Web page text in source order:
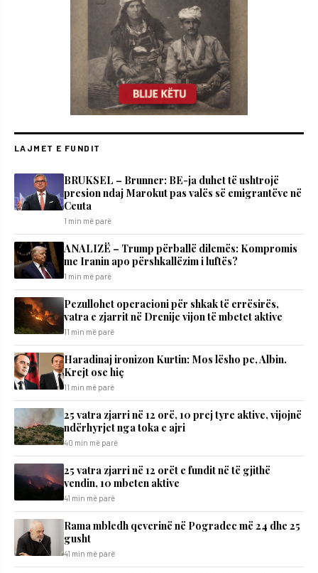
LAJMET E FUNDIT
BRUKSEL – Brunner: BE-ja duhet të ushtrojë
presion ndaj Marokut pas valës së emigrantëve në
Ceuta
1 min më parë
ANALIZË – Trump përballë dilemës: Kompromis
me Iranin apo përshkallëzim i luftës?
1 min më parë
Pezullohet operacioni për shkak të errësirës,
vatra e zjarrit në Drenije vijon të mbetet aktive
11 min më parë
Haradinaj ironizon Kurtin: Mos lësho pe, Albin.
Krejt ose hiç
11 min më parë
25 vatra zjarri në 12 orë, 10 prej tyre aktive, vijojnë
ndërhyrjet nga toka e ajri
40 min më parë
25 vatra zjarri në 12 orët e fundit në të gjithë
vendin, 10 mbeten aktive
41 min më parë
Rama mbledh qeverinë në Pogradec më 24 dhe 25
gusht
41 min më parë